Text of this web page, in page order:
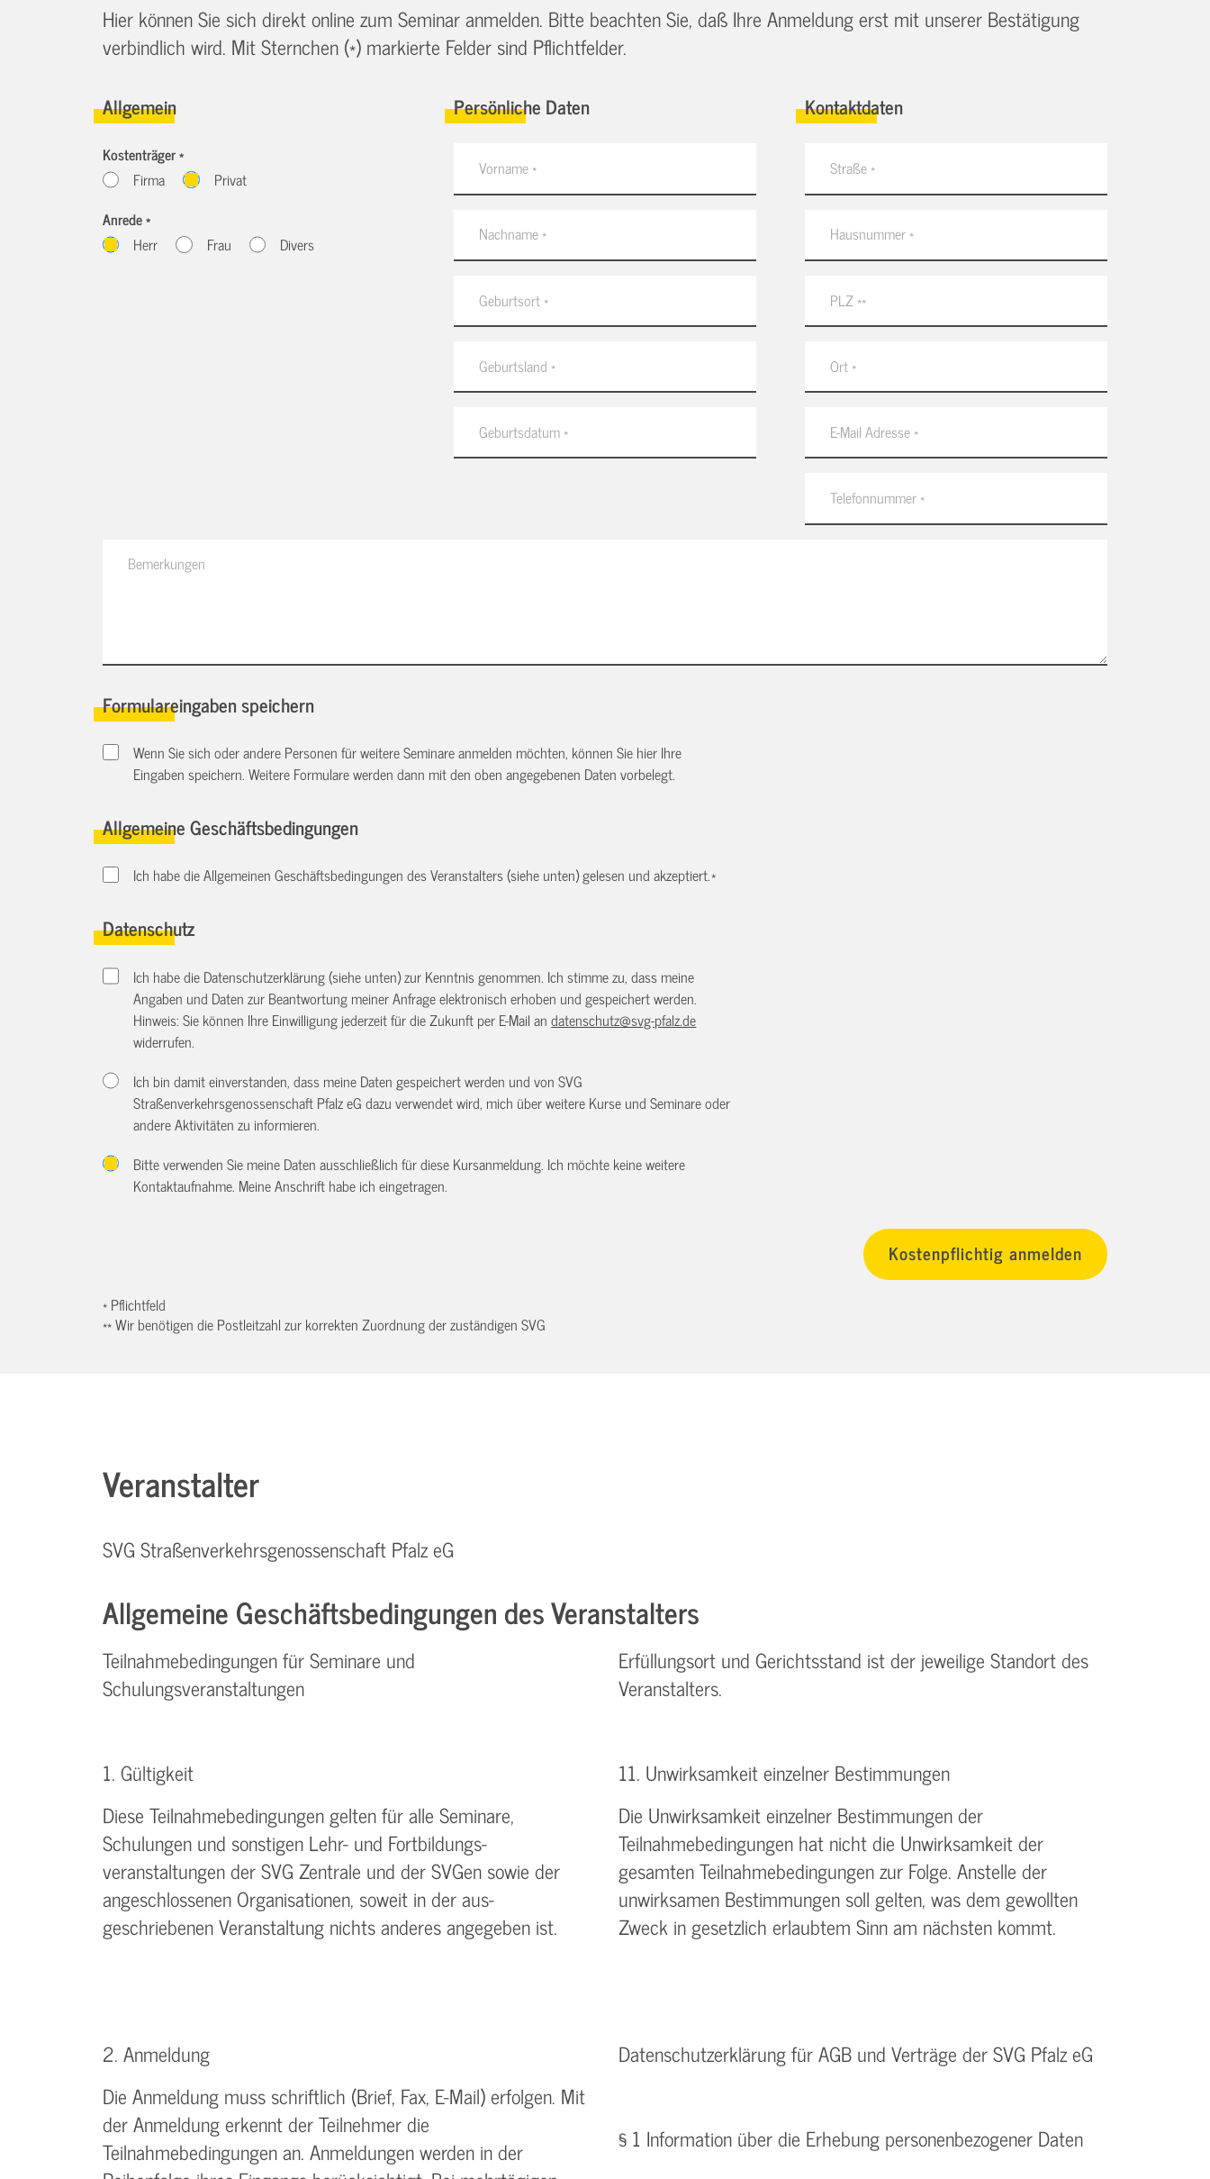
Hier können Sie sich direkt online zum Seminar anmelden. Bitte beachten Sie, daß Ihre Anmeldung erst mit unserer Bestätigung
verbindlich wird. Mit Sternchen (*) markierte Felder sind Pflichtfelder.
Allgemein
Kostenträger *
Firma
Privat
Anrede *
Herr
Frau Divers
Persönliche Daten Kontaktdaten
Formulareingaben speichern
Wenn Sie sich oder andere Personen für weitere Seminare anmelden möchten, können Sie hier Ihre
Eingaben speichern. Weitere Formulare werden dann mit den oben angegebenen Daten vorbelegt.
Allgemeine Geschäftsbedingungen
Ich habe die Allgemeinen Geschäftsbedingungen des Veranstalters (siehe unten) gelesen und akzeptiert.*
Datenschutz
Ich habe die Datenschutzerklärung (siehe unten) zur Kenntnis genommen. Ich stimme zu, dass meine
Angaben und Daten zur Beantwortung meiner Anfrage elektronisch erhoben und gespeichert werden.
Hinweis: Sie können Ihre Einwilligung jederzeit für die Zukunft per E-Mail andatenschutz@svg-pfalz.de
widerrufen.
Ich bin damit einverstanden, dass meine Daten gespeichert werden und von SVG
Straßenverkehrsgenossenschaft Pfalz eG dazu verwendet wird, mich über weitere Kurse und Seminare oder
andere Aktivitäten zu informieren.
Bitte verwenden Sie meine Daten ausschließlich für diese Kursanmeldung. Ich möchte keine weitere
Kontaktaufnahme. Meine Anschrift habe ich eingetragen.
* Pflichtfeld
** Wir benötigen die Postleitzahl zur korrekten Zuordnung der zuständigen SVG
Veranstalter
SVG Straßenverkehrsgenossenschaft Pfalz eG
Allgemeine Geschäftsbedingungen des Veranstalters
Teilnahmebedingungen für Seminare und
Schulungsveranstaltungen
1. Gültigkeit
Diese Teilnahmebedingungen gelten für alle Seminare,
Schulungen und sonstigen Lehr- und Fortbildungs-
veranstaltungen der SVG Zentrale und der SVGen sowie der
angeschlossenen Organisationen, soweit in der aus-
geschriebenen Veranstaltung nichts anderes angegeben ist.
2. Anmeldung
Die Anmeldung muss schriftlich (Brief, Fax, E-Mail) erfolgen. Mit
der Anmeldung erkennt der Teilnehmer die
Teilnahmebedingungen an. Anmeldungen werden in der
Erfüllungsort und Gerichtsstand ist der jeweilige Standort des
Veranstalters.
11. Unwirksamkeit einzelner Bestimmungen
Die Unwirksamkeit einzelner Bestimmungen der
Teilnahmebedingungen hat nicht die Unwirksamkeit der
gesamten Teilnahmebedingungen zur Folge. Anstelle der
unwirksamen Bestimmungen soll gelten, was dem gewollten
Zweck in gesetzlich erlaubtem Sinn am nächsten kommt.
Datenschutzerklärung für AGB und Verträge der SVG Pfalz eG
§ 1 Information über die Erhebung personenbezogener Daten